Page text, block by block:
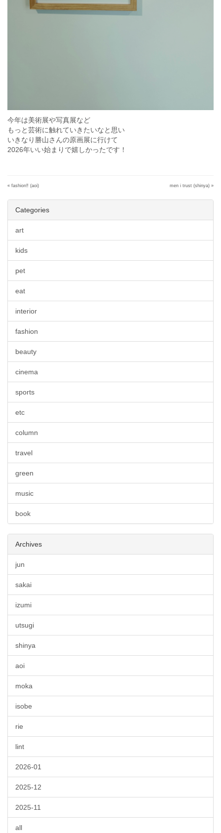
今年は美術展や写真展など
もっと芸術に触れていきたいなと思い
いきなり勝山さんの原画展に行けて
2026年いい始まりで嬉しかったです！
« fashion‼︎ (aoi) men i trust (shinya) »
Categories
art
kids
pet
eat
interior
fashion
beauty
cinema
sports
etc
column
travel
green
music
book
Archives
jun
sakai
izumi
utsugi
shinya
aoi
moka
isobe
rie
lint
2026-01
2025-12
2025-11
all